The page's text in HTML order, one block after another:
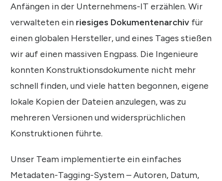
Anfängen in der Unternehmens-IT erzählen. Wir
verwalteten ein riesiges Dokumentenarchiv für
einen globalen Hersteller, und eines Tages stießen
wir auf einen massiven Engpass. Die Ingenieure
konnten Konstruktionsdokumente nicht mehr
schnell finden, und viele hatten begonnen, eigene
lokale Kopien der Dateien anzulegen, was zu
mehreren Versionen und widersprüchlichen
Konstruktionen führte.
Unser Team implementierte ein einfaches
Metadaten-Tagging-System – Autoren, Datum,